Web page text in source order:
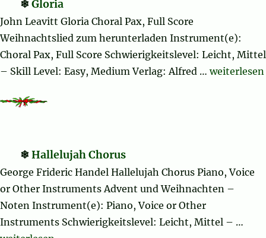
Gloria
John Leavitt Gloria Choral Pax, Full Score
Weihnachtslied zum herunterladen Instrument(e):
Choral Pax, Full Score Schwierigkeitslevel: Leicht, Mittel
– Skill Level: Easy, Medium Verlag: Alfred …„Gloria“
weiterlesen
Hallelujah Chorus
George Frideric Handel Hallelujah Chorus Piano, Voice
or Other Instruments Advent und Weihnachten –
Noten Instrument(e): Piano, Voice or Other
Instruments Schwierigkeitslevel: Leicht, Mittel – …